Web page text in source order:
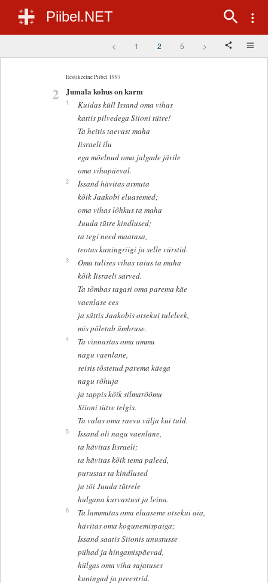
Piibel.NET
< 1 2 5 >
Eestikeelne Piibel 1997
2 Jumala kohus on karm
1
Kuidas küll Issand oma vihas
kattis pilvedega Siioni tütre!
Ta heitis taevast maha
Iisraeli ilu
ega mõelnud oma jalgade järile
oma vihapäeval.
2
Issand hävitas armuta
kõik Jaakobi eluasemed;
oma vihas lõhkus ta maha
Juuda tütre kindlused;
ta tegi need maatasa,
teotas kuningriigi ja selle vürstid.
3
Oma tulises vihas raius ta maha
kõik Iisraeli sarved.
Ta tõmbas tagasi oma parema käe
vaenlase ees
ja süttis Jaakobis otsekui tuleleek,
mis põletab ümbruse.
4
Ta vinnastas oma ammu
nagu vaenlane,
seisis tõstetud parema käega
nagu rõhuja
ja tappis kõik silmarõõmu
Siioni tütre telgis.
Ta valas oma raevu välja kui tuld.
5
Issand oli nagu vaenlane,
ta hävitas Iisraeli;
ta hävitas kõik tema paleed,
purustas ta kindlused
ja tõi Juuda tütrele
hulgana kurvastust ja leina.
6
Ta lammutas oma eluaseme otsekui aia,
hävitas oma kogunemispaiga;
Issand saatis Siionis unustusse
pühad ja hingamispäevad,
hülgas oma viha sajatuses
kuningad ja preestrid.